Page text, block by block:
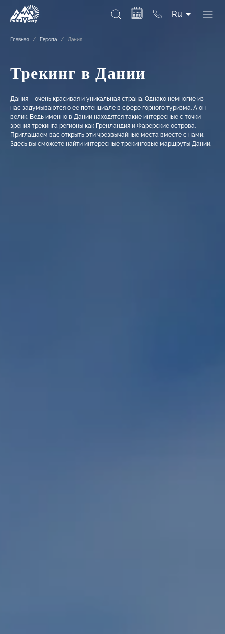
Ru
Главная / Европа / Дания
Трекинг в Дании
Дания – очень красивая и уникальная страна. Однако немногие из
нас задумываются о ее потенциале в сфере горного туризма. А он
велик. Ведь именно в Дании находятся такие интересные с точки
зрения трекинга регионы как Гренландия и Фарерские острова.
Приглашаем вас открыть эти чрезвычайные места вместе с нами.
Здесь вы сможете найти интересные трекинговые маршруты Дании.